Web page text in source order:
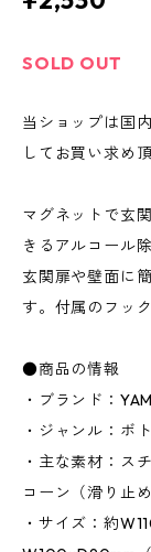
SOLD OUT
当ショップは国
してお買い求め
マグネットで玄
きるアルコール
玄関扉や壁面に
す。付属のフッ
●商品の情報
・ブランド：
・ジャンル：ボ
・主な素材：ス
コーン（滑り止め
・サイズ：約